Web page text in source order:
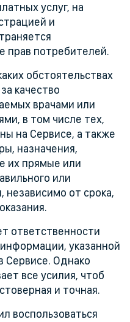
услуг, на
и
прав потребителей.
обстоятельствах
качество
врачами или
в том числе тех,
на Сервисе, а также
назначения,
их прямые или
или
независимо от срока,
ответственности
указанной
Сервисе. Однако
все усилия, чтоб
и точная.
воспользоваться